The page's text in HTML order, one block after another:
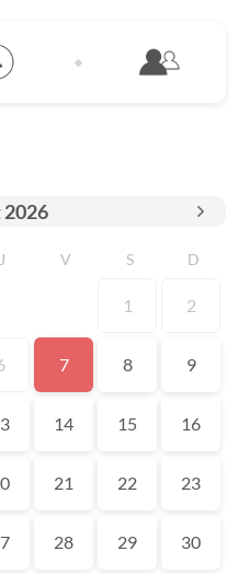
2026
J V S D
1 2
7 8 9
14 15 16
21 22 23
28 29 30